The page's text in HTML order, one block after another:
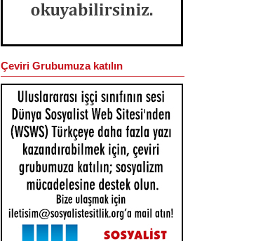
Çeviri Grubumuza katılın